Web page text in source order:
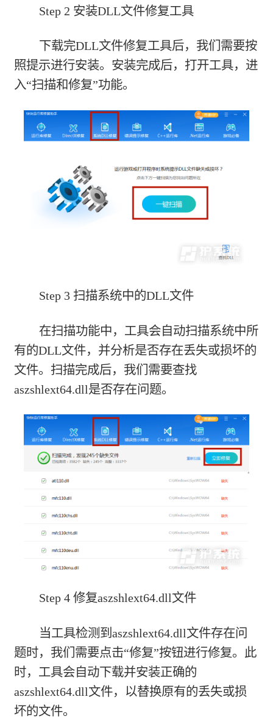
Step 2 安装DLL文件修复工具
下载完DLL文件修复工具后，我们需要按
照提示进行安装。安装完成后，打开工具，进
入“扫描和修复”功能。
Step 3 扫描系统中的DLL文件
在扫描功能中，工具会自动扫描系统中所
有的DLL文件，并分析是否存在丢失或损坏的
文件。扫描完成后，我们需要查找
aszshlext64.dll是否存在问题。
Step 4 修复aszshlext64.dll文件
当工具检测到aszshlext64.dll文件存在问
题时，我们需要点击“修复”按钮进行修复。此
时，工具会自动下载并安装正确的
aszshlext64.dll文件，以替换原有的丢失或损
坏的文件。